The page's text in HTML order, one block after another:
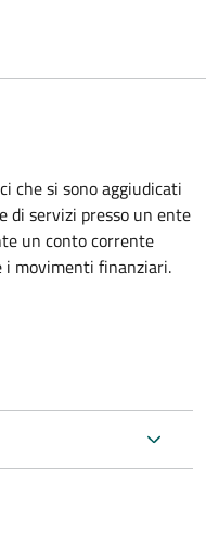
che si sono aggiudicati
servizi presso un ente
un conto corrente
i movimenti finanziari.